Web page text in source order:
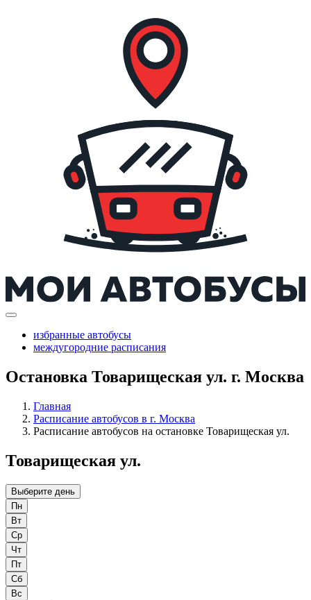
избранные автобусы
междугородние расписания
Остановка Товарищеская ул. г. Москва
Главная
Расписание автобусов в г. Москва
Расписание автобусов на остановке Товарищеская ул.
Товарищеская ул.
Выберите день
Пн
Вт
Ср
Чт
Пт
Сб
Вс